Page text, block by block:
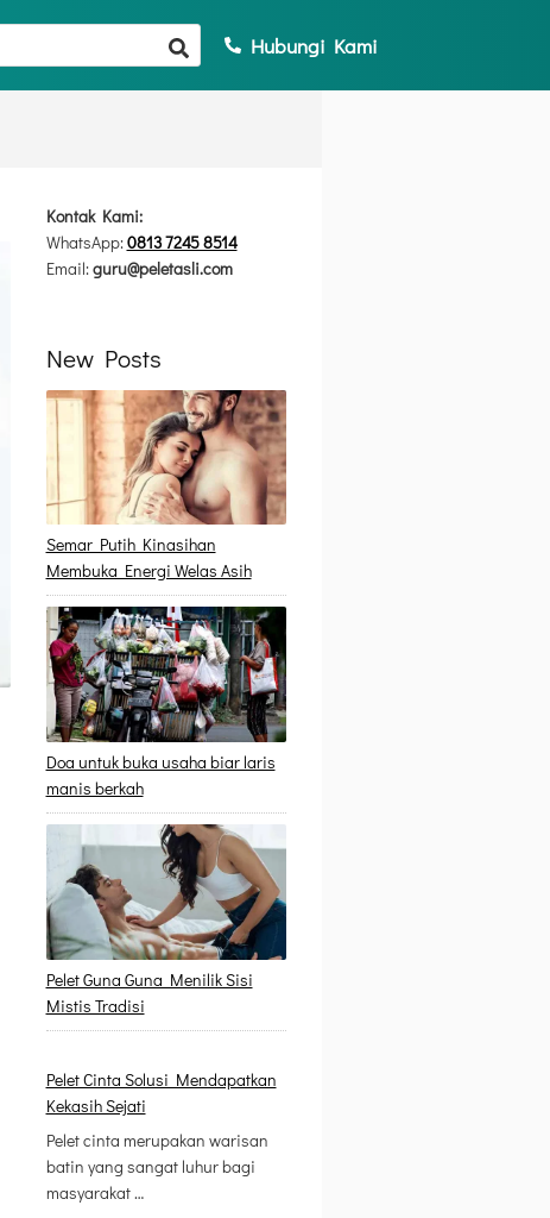
Hubungi Kami
Kontak Kami:
WhatsApp:0813 7245 8514
Email:guru@peletasli.com
New Posts
Semar Putih Kinasihan
Membuka Energi Welas Asih
Doa untuk buka usaha biar laris
manis berkah
Pelet Guna Guna Menilik Sisi
Mistis Tradisi
Pelet Cinta Solusi Mendapatkan
Kekasih Sejati
Pelet cinta merupakan warisan
batin yang sangat luhur bagi
masyarakat …